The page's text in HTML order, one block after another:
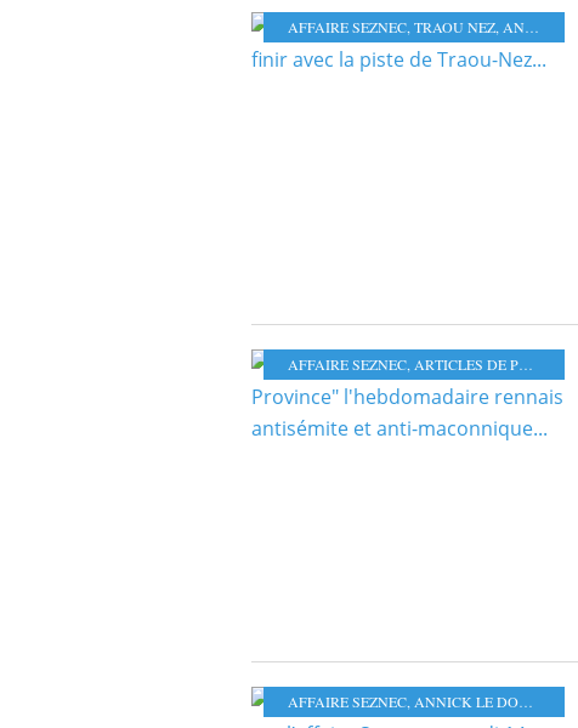
AFFAIRE SEZNEC, TRAOU NEZ, ANNICK LE DOUGET
AFFAIRE SEZNEC, ARTICLES DE PRESSE
AFFAIRE SEZNEC, ANNICK LE DOUGET